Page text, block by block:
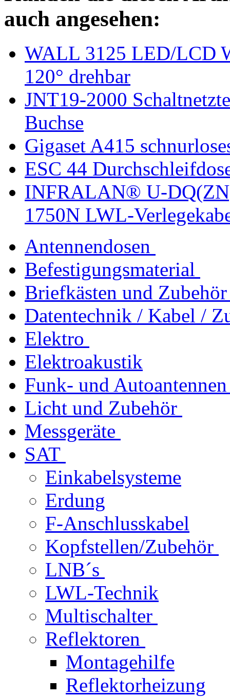
auch angesehen:
WALL 3125 LED/LCD
120° drehbar
JNT19-2000
Buchse
Gigaset A415
ESC 44
INFRALAN® U-
1750N LWL-
Antennendosen
Befestigungsmaterial
Briefkästen und Zubehör
Datentechnik / Kabel /
Elektro
Elektroakustik
Funk- und Autoantennen
Licht und Zubehör
Messgeräte
SAT
Einkabelsysteme
Erdung
F-Anschlusskabel
Kopfstellen/Zubehör
LNB´s
LWL-Technik
Multischalter
Reflektoren
Montagehilfe
Reflektorheizung